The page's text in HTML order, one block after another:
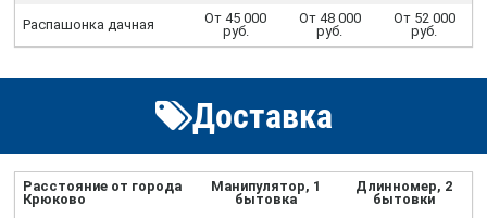
Распашонка дачная
От 45 000
руб.
От 48 000
руб.
От 52 000
руб.
Доставка
Расстояние от города
Крюково
Манипулятор, 1
бытовка
Длинномер, 2
бытовки